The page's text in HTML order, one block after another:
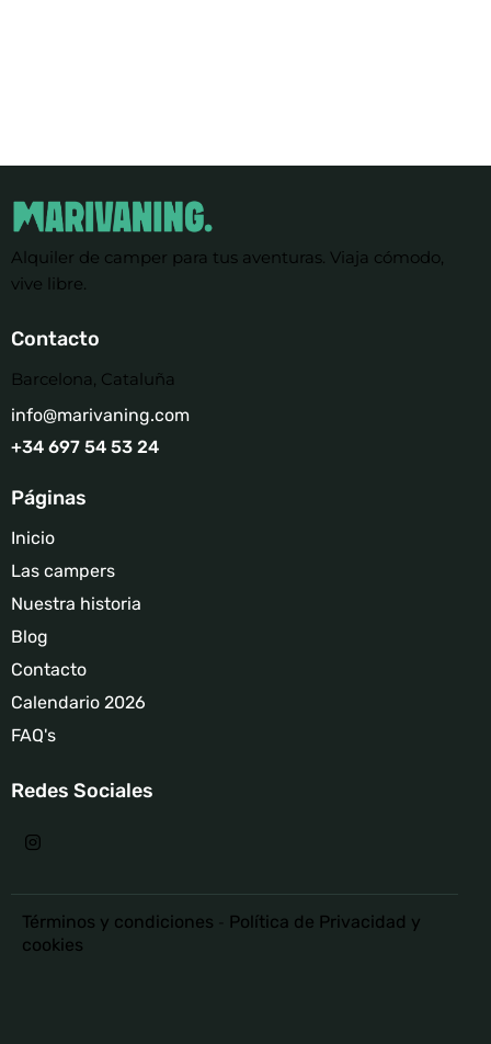
Alquiler de camper para tus aventuras. Viaja cómodo,
vive libre.
Contacto
Barcelona, Cataluña
info@marivaning.com
+34 697 54 53 24‬
Páginas
Inicio
Las campers
Nuestra historia
Blog
Contacto
Calendario 2026
FAQ's
Redes Sociales
Términos y condiciones
Política de Privacidad y
cookies